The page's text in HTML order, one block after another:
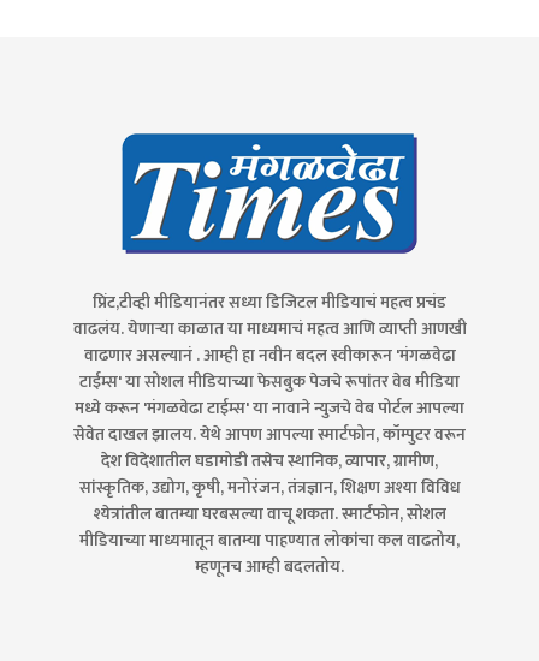
प्रिंट,टीव्ही मीडियानंतर सध्या डिजिटल मीडियाचं महत्व प्रचंड
वाढलंय. येणाऱ्या काळात या माध्यमाचं महत्व आणि व्याप्ती आणखी
वाढणार असल्यानं . आम्ही हा नवीन बदल स्वीकारून 'मंगळवेढा
टाईम्स' या सोशल मीडियाच्या फेसबुक पेजचे रूपांतर वेब मीडिया
मध्ये करून 'मंगळवेढा टाईम्स' या नावाने न्युजचे वेब पोर्टल आपल्या
सेवेत दाखल झालय. येथे आपण आपल्या स्मार्टफोन, कॉम्पुटर वरून
देश विदेशातील घडामोडी तसेच स्थानिक, व्यापार, ग्रामीण,
सांस्कृतिक, उद्योग, कृषी, मनोरंजन, तंत्रज्ञान, शिक्षण अश्या विविध
श्येत्रांतील बातम्या घरबसल्या वाचू शकता. स्मार्टफोन, सोशल
मीडियाच्या माध्यमातून बातम्या पाहण्यात लोकांचा कल वाढतोय,
म्हणूनच आम्ही बदलतोय.